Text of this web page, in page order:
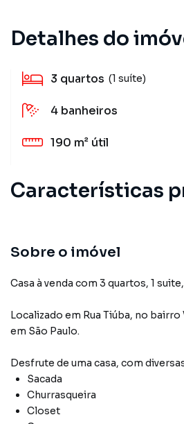
Detalhes do
3 quartos (1 suíte)
4 banheiros
190 m² útil
Características
Sobre o imóvel
Casa à venda com 3 quartos, 1
Localizado em Rua Tiúba, no bairro
em São Paulo.
Desfrute de uma casa, com
Sacada
Churrasqueira
Closet